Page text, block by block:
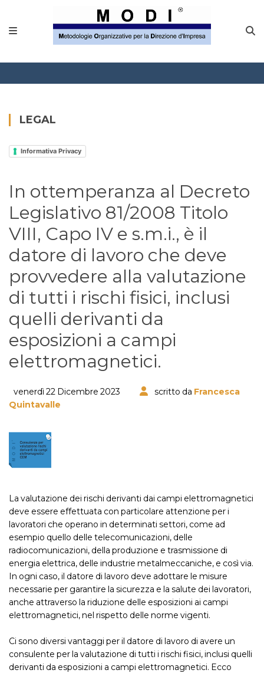
Questionario
Blog e info
FAQ
In ottemperanza al Decreto
Legislativo 81/2008 Titolo
VIII, Capo IV e s.m.i., è il
datore di lavoro che deve
provvedere alla valutazione
di tutti i rischi fisici, inclusi
quelli derivanti da
esposizioni a campi
elettromagnetici.
venerdì 22 Dicembre 2023 scritto da Francesca
Quintavalle
La valutazione dei rischi derivanti dai campi elettromagnetici
deve essere effettuata con particolare attenzione per i
lavoratori che operano in determinati settori, come ad
esempio quello delle telecomunicazioni, delle
radiocomunicazioni, della produzione e trasmissione di
energia elettrica, delle industrie metalmeccaniche, e così via.
In ogni caso, il datore di lavoro deve adottare le misure
necessarie per garantire la sicurezza e la salute dei lavoratori,
anche attraverso la riduzione delle esposizioni ai campi
elettromagnetici, nel rispetto delle norme vigenti.
Ci sono diversi vantaggi per il datore di lavoro di avere un
consulente per la valutazione di tutti i rischi fisici, inclusi quelli
derivanti da esposizioni a campi elettromagnetici. Ecco
LEGAL
Informativa Privacy